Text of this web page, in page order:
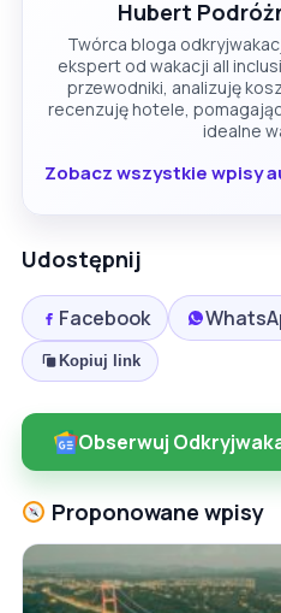
Hubert
Twórca bloga
ekspert od wakacji all
przewodniki, analizuję
recenzuję hotele,
idealne
Zobacz wszystkie wpisy
Udostępnij
Facebook
Kopiuj link
Obserwuj
Proponowane wpisy